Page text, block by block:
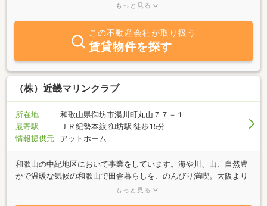
戸建て・テナントまで、豊富な情報を揃え、皆様のご来店をお待ち
もっと見る
この不動産会社が取り扱う
賃貸物件を探す
（株）近畿マリンクラブ
所在地
和歌山県御坊市湯川町丸山７７－１
最寄駅
ＪＲ紀勢本線 御坊駅 徒歩15分
情報提供元
アットホーム
和歌山の中紀地区において事業をしています。海や川、山、自然豊
かで温暖な気候の和歌山で田舎暮らしを、のんびり満喫。大阪より
一時間半というエリアなので都市と田舎を行き来するのにも便利。
もっと見る